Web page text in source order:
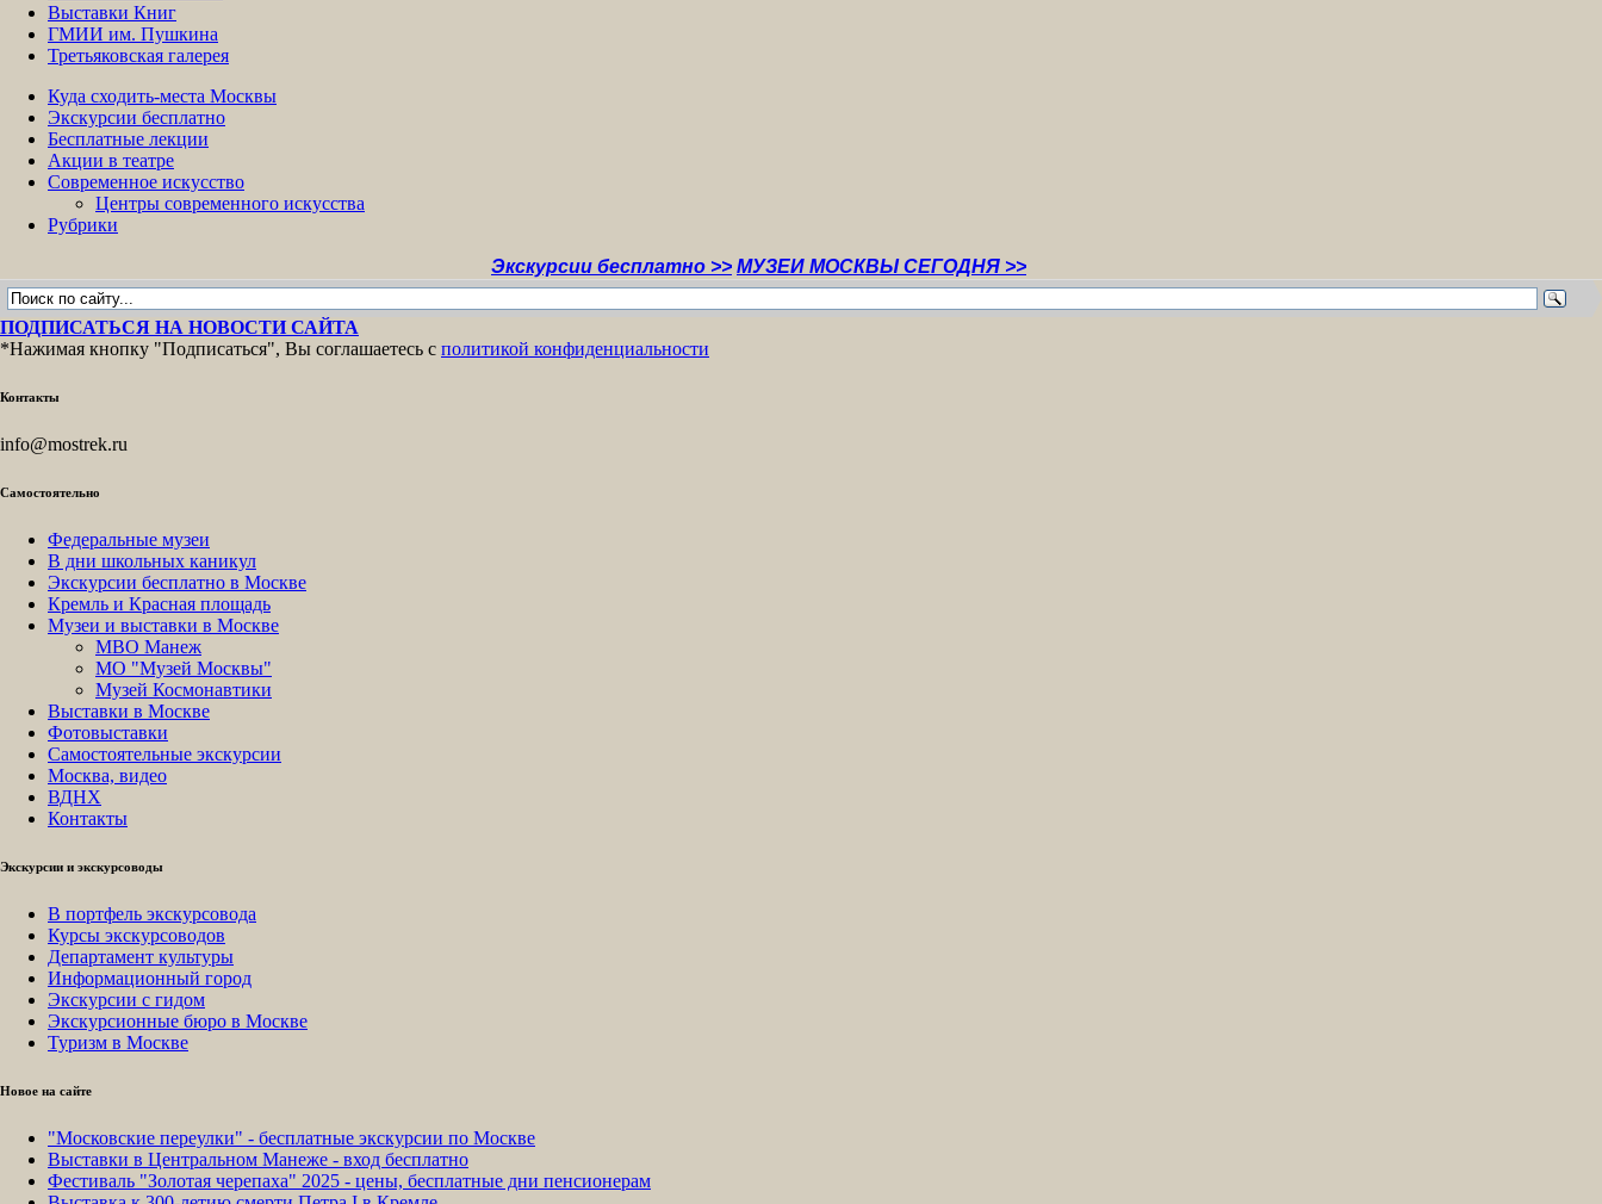
Выставки Книг
ГМИИ им. Пушкина
Третьяковская галерея
Куда сходить-места Москвы
Экскурсии бесплатно
Бесплатные лекции
Акции в театре
Современное искусство
Центры современного искусства
Рубрики
Экскурсии бесплатно >> МУЗЕИ МОСКВЫ СЕГОДНЯ >>
ПОДПИСАТЬСЯ НА НОВОСТИ САЙТА
*Нажимая кнопку "Подписаться", Вы соглашаетесь с политикой конфиденциальности
Контакты
info@mostrek.ru
Самостоятельно
Федеральные музеи
В дни школьных каникул
Экскурсии бесплатно в Москве
Кремль и Красная площадь
Музеи и выставки в Москве
МВО Манеж
МО "Музей Москвы"
Музей Космонавтики
Выставки в Москве
Фотовыставки
Самостоятельные экскурсии
Москва, видео
ВДНХ
Контакты
Экскурсии и экскурсоводы
В портфель экскурсовода
Курсы экскурсоводов
Департамент культуры
Информационный город
Экскурсии с гидом
Экскурсионные бюро в Москве
Туризм в Москве
Новое на сайте
"Московские переулки" - бесплатные экскурсии по Москве
Выставки в Центральном Манеже - вход бесплатно
Фестиваль "Золотая черепаха" 2025 - цены, бесплатные дни пенсионерам